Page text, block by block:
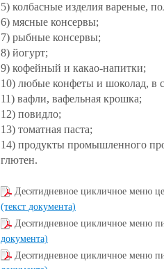
5) колбасные изделия вареные,
6) мясные консервы;
7) рыбные консервы;
8) йогурт;
9) кофейный и какао-напитки;
10) любые конфеты и шоколад, в
11) вафли, вафельная крошка;
12) повидло;
13) томатная паста;
14) продукты промышленного
глютен.
Десятидневное цикличное меню
(текст документа)
Десятидневное цикличное меню
документа)
Десятидневное цикличное меню